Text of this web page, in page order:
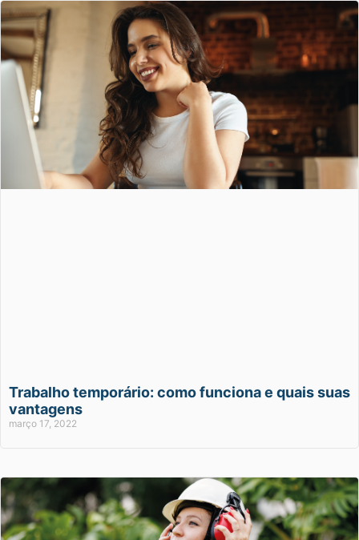
Trabalho temporário: como funciona e quais suas
vantagens
março 17, 2022